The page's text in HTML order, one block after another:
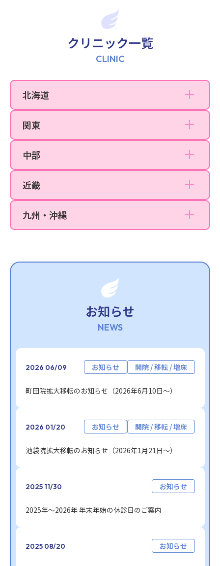
クリニック一覧
CLINIC
北海道
札幌院
関東
川崎院
大宮院
千葉院
中部
名古屋院
名古屋栄院
近畿
大阪梅田院
なんば院
京都院
九州・沖縄
福岡天神院
沖縄那覇院
お知らせ
NEWS
2026 06/09
2026年06月09日公開カテゴリ:
お知らせ カテゴリ:
開院 / 移転 / 増床
町田院拡大移転のお知らせ（2026年6月10日〜）
2026 01/20
2026年01月20日公開カテゴリ:
お知らせ カテゴリ:
開院 / 移転 / 増床
池袋院拡大移転のお知らせ（2026年1月21日〜）
2025 11/30
2025年11月30日公開 カテゴリ:
お知らせ
2025年〜2026年 年末年始の休診日のご案内
2025 08/20
2025年08月20日公開 カテゴリ:
お知らせ